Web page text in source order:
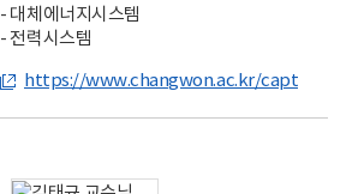
- 대체에너지시스템
- 전력시스템
https://www.changwon.ac.kr/capta/